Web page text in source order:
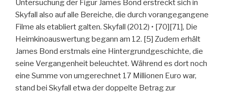
Untersuchung der Figur James Bond erstreckt sich in
Skyfall also auf alle Bereiche, die durch vorangegangene
Filme als etabliert galten. Skyfall (2012) • [70][71], Die
Heimkinoauswertung begann am 12. [5] Zudem erhält
James Bond erstmals eine Hintergrundgeschichte, die
seine Vergangenheit beleuchtet. Während es dort noch
eine Summe von umgerechnet 17 Millionen Euro war,
stand bei Skyfall etwa der doppelte Betrag zur